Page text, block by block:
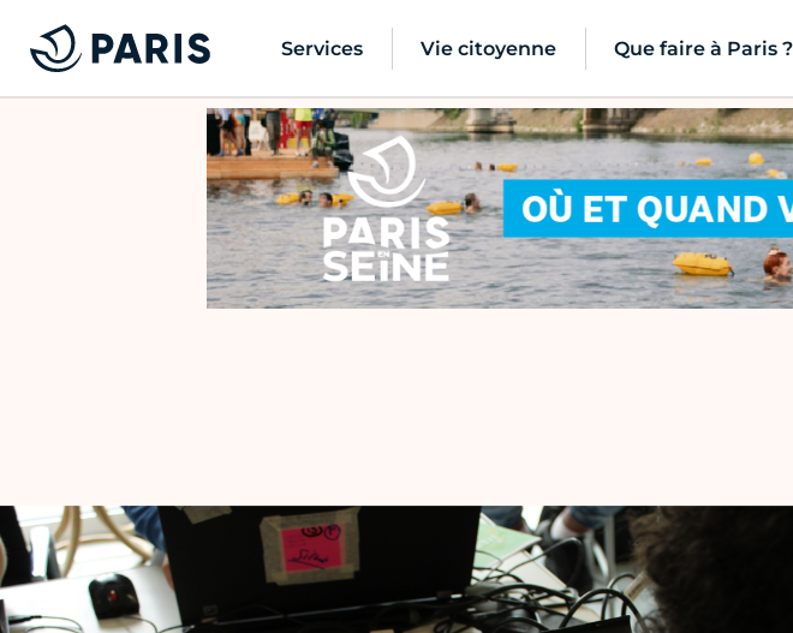
Services Vie citoyenne Que faire à Paris ?